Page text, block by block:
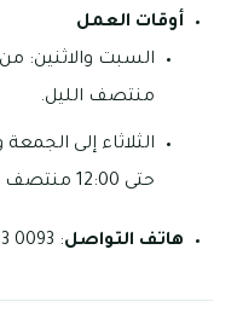
أوقات العمل
منتصف الليل.
حتى 12:00 منتصف الليل.
هاتف التواصل: 0093 343 04